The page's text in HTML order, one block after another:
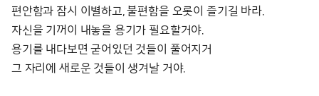
편안함과 잠시 이별하고, 불편함을 오롯이 즐기길 바라.
자신을 기꺼이 내놓을 용기가 필요할거야.
용기를 내다보면 굳어있던 것들이 풀어지거
그 자리에 새로운 것들이 생겨날 거야.